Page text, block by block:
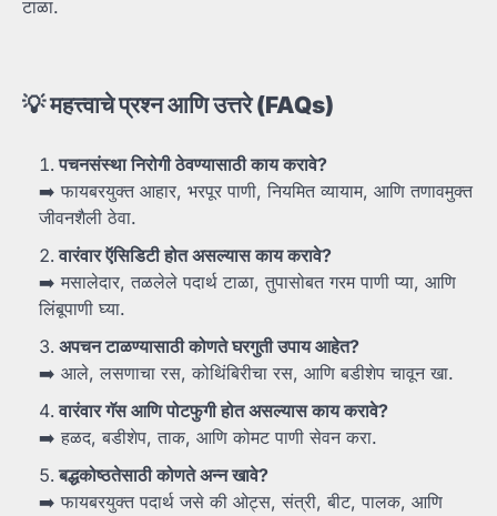
टाळा.
💡महत्त्वाचेप्रश्नआणिउत्तरे (FAQs)
पचनसंस्थानिरोगीठेवण्यासाठीकायकरावे?
➡️ फायबरयुक्त आहार, भरपूर पाणी, नियमित व्यायाम, आणि तणावमुक्त
जीवनशैली ठेवा.
वारंवारऍसिडिटीहोतअसल्यासकायकरावे?
➡️ मसालेदार, तळलेले पदार्थ टाळा, तुपासोबत गरम पाणी प्या, आणि
लिंबूपाणी घ्या.
अपचनटाळण्यासाठीकोणतेघरगुतीउपायआहेत?
➡️ आले, लसणाचा रस, कोथिंबिरीचा रस, आणि बडीशेप चावून खा.
वारंवारगॅसआणिपोटफुगीहोतअसल्यासकायकरावे?
➡️ हळद, बडीशेप, ताक, आणि कोमट पाणी सेवन करा.
बद्धकोष्ठतेसाठीकोणतेअन्नखावे?
➡️ फायबरयुक्त पदार्थ जसे की ओट्स, संत्री, बीट, पालक, आणि